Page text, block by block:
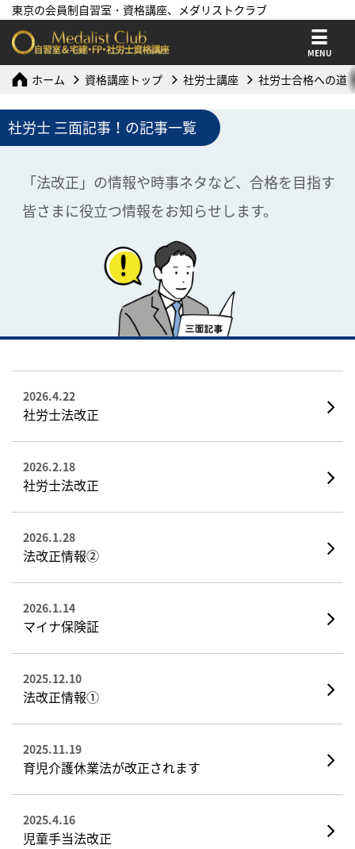
東京の会員制自習室・資格講座、メダリストクラブ
MENU
ホーム 資格講座トップ 社労士講座 社労士合格への道
社労士 三面記事！の記事一覧
「法改正」の情報や時事ネタなど、合格を目指す
皆さまに役立つ情報をお知らせします。
2026.4.22
社労士法改正
2026.2.18
社労士法改正
2026.1.28
法改正情報②
2026.1.14
マイナ保険証
2025.12.10
法改正情報①
2025.11.19
育児介護休業法が改正されます
2025.4.16
児童手当法改正